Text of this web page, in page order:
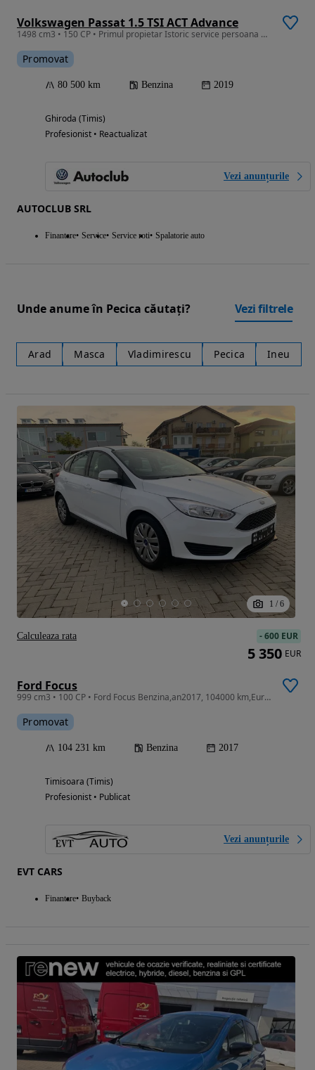
Volkswagen Passat 1.5 TSI ACT Advance
1498 cm3 • 150 CP • Primul propietar Istoric service persoana fizica fara accident
Promovat
80 500 km Benzina 2019
Ghiroda (Timis)
Profesionist • Reactualizat
Vezi anunțurile
AUTOCLUB SRL
Finantare Service Service roti Spalatorie auto
Unde anume în Pecica căutați? Vezi filtrele
Arad Masca Vladimirescu Pecica Ineu
1 / 6
Ford Focus
999 cm3 • 100 CP • Ford Focus Benzina,an2017, 104000 km,Euro6
Promovat
104 231 km Benzina 2017
Timisoara (Timis)
Profesionist • Publicat
Vezi anunțurile
EVT CARS
Finantare Buyback
-600 EUR
5 350 EUR
Calculeaza rata